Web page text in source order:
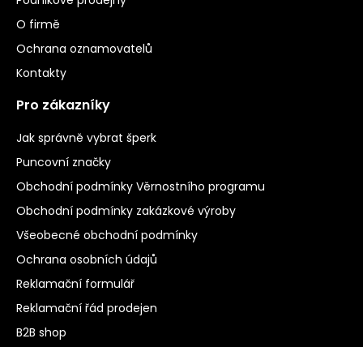
O firmě
Ochrana oznamovatelů
Kontakty
Pro zákazníky
Jak správně vybrat šperk
Puncovní značky
Obchodní podmínky Věrnostního programu
Obchodní podmínky zakázkové výroby
Všeobecné obchodní podmínky
Ochrana osobních údajů
Reklamační formulář
Reklamační řád prodejen
B2B shop